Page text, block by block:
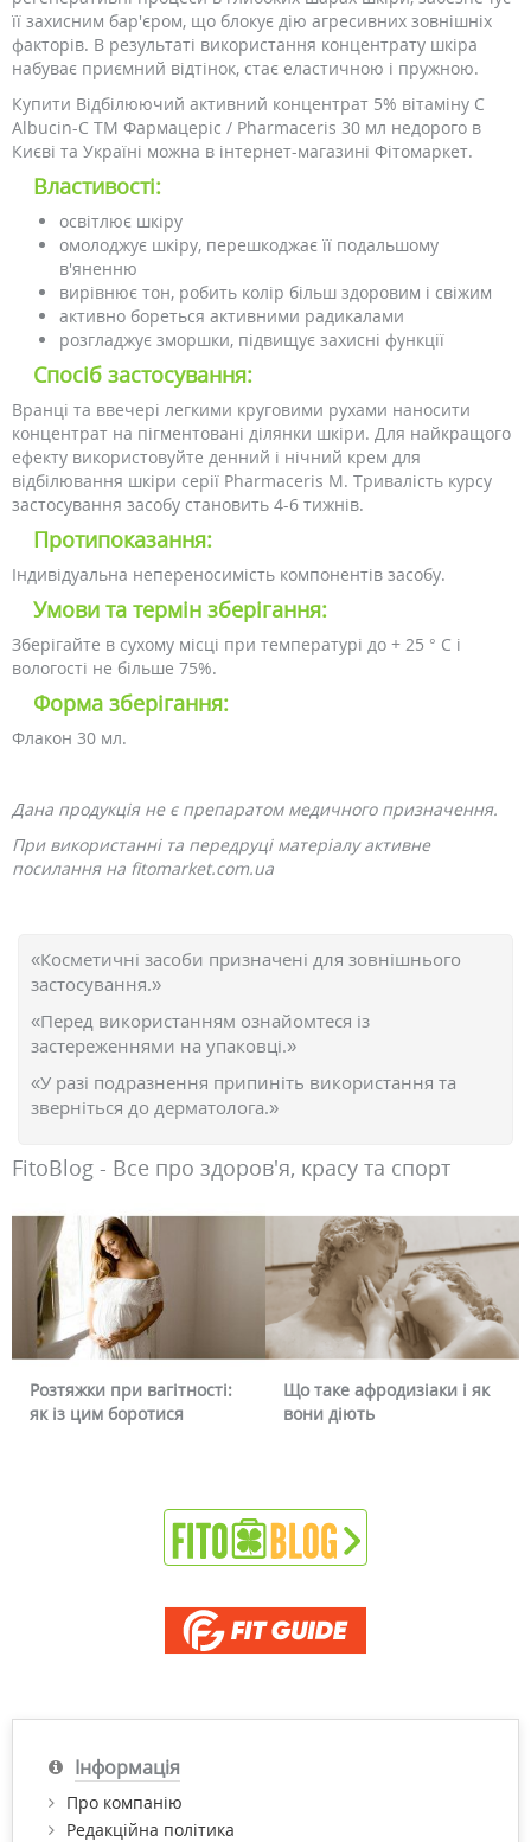
її захисним бар'єром, що блокує дію агресивних зовнішніх
факторів. В результаті використання концентрату шкіра
набуває приємний відтінок, стає еластичною і пружною.
Купити Відбілюючий активний концентрат 5% вітаміну С
Albucin-C ТМ Фармацеріс / Pharmaceris 30 мл недорого в
Києві та Україні можна в інтернет-магазині Фітомаркет.
Властивості:
освітлює шкіру
омолоджує шкіру, перешкоджає її подальшому
в'яненню
вирівнює тон, робить колір більш здоровим і свіжим
активно бореться активними радикалами
розгладжує зморшки, підвищує захисні функції
Спосіб застосування:
Вранці та ввечері легкими круговими рухами наносити
концентрат на пігментовані ділянки шкіри. Для найкращого
ефекту використовуйте денний і нічний крем для
відбілювання шкіри серії Pharmaceris M. Тривалість курсу
застосування засобу становить 4-6 тижнів.
Протипоказання:
Індивідуальна непереносимість компонентів засобу.
Умови та термін зберігання:
Зберігайте в сухому місці при температурі до + 25 ° С і
вологості не більше 75%.
Форма зберігання:
Флакон 30 мл.
Дана продукція не є препаратом медичного призначення.
При використанні та передруці матеріалу активне
посилання на fitomarket.com.ua
«Косметичні засоби призначені для зовнішнього
застосування.»
«Перед використанням ознайомтеся із
застереженнями на упаковці.»
«У разі подразнення припиніть використання та
зверніться до дерматолога.»
FitoBlog - Все про здоров'я, красу та спорт
Що таке афродизіаки і як
вони діють
Чому червоніє обличчя і
чи можна це прибрати
Інформація
Про компанію
Редакційна політика